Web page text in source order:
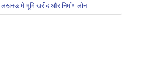
लखनऊ मे भूमि खरीद और निर्माण लोन